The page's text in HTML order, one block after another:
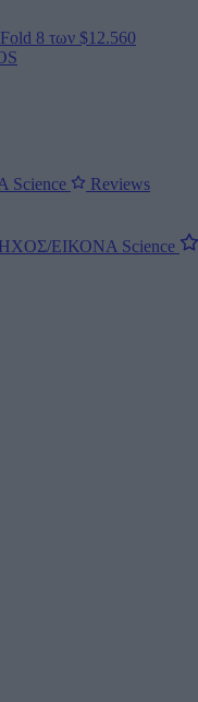
8 των $12.560
Science Reviews
ΗΧΟΣ/ΕΙΚΟΝΑ Science